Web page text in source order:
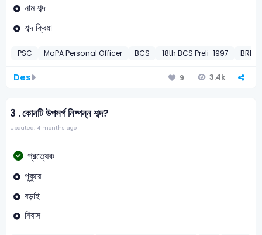
নাম শব্দ
শব্দ ক্রিয়া
PSC MoPA Personal Officer BCS 18th BCS Preli-1997
Des 9 3.4k
3 .কোনটি উপসর্গ নিষ্পন্ন শব্দ?
Updated: 4 months ago
প্রত্যেক
পুকুরে
বড়াই
নিবাস